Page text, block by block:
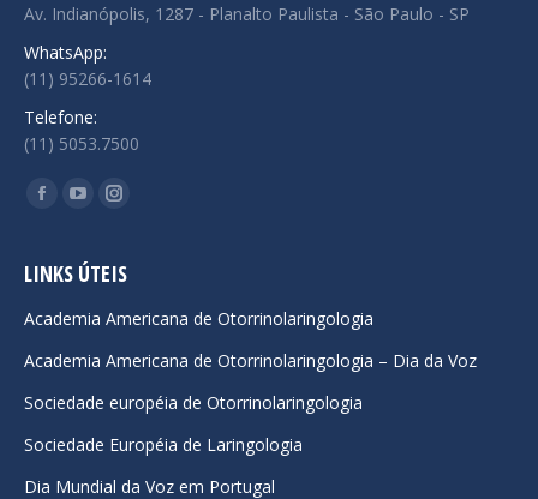
Av. Indianópolis, 1287 - Planalto Paulista - São Paulo - SP
WhatsApp:
(11) 95266-1614
Telefone:
(11) 5053.7500
Encontre-nos em:
Facebook
opens
new
window
YouTube
opens
new
window
Instagram
opens
new
window
LINKS ÚTEIS
Academia Americana de Otorrinolaringologia
Academia Americana de Otorrinolaringologia – Dia da Voz
Sociedade européia de Otorrinolaringologia
Sociedade Européia de Laringologia
Dia Mundial da Voz em Portugal